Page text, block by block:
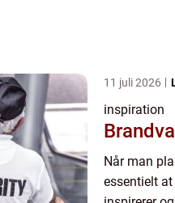
11 juli 2026
inspiration
Når man
essentielt at